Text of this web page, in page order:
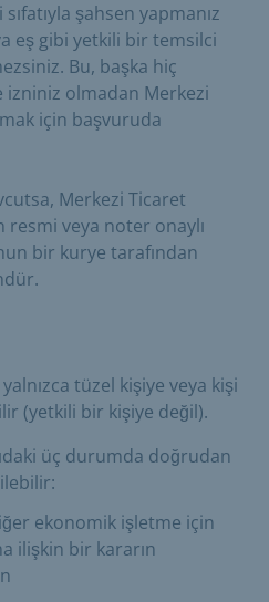
şahsen yapmanız
eş gibi yetkili bir temsilci
Bu, başka hiç
izniniz olmadan Merkezi
için başvuruda
Merkezi Ticaret
resmi veya noter onaylı
bir kurye tarafından
tüzel kişiye veya kişi
(yetkili bir kişiye değil).
üç durumda doğrudan
ekonomik işletme için
ilişkin bir kararın